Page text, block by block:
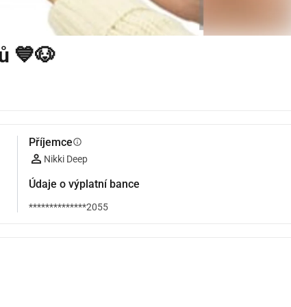
💙🐶
Příjemceinfo
Nikki Deep
Údaje o výplatní bance
**************2055